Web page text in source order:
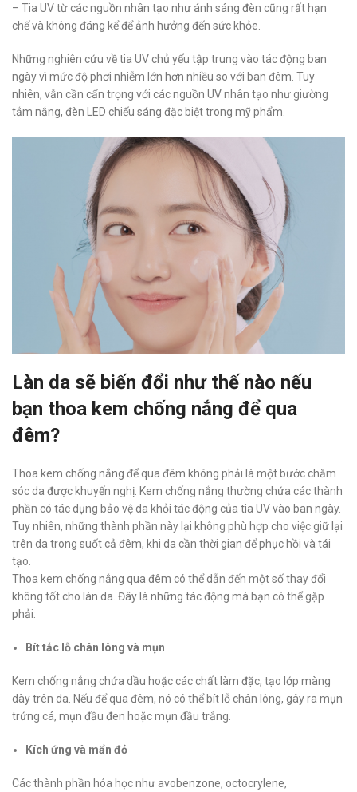
– Tia UV từ các nguồn nhân tạo như ánh sáng đèn cũng rất hạn
chế và không đáng kể để ảnh hưởng đến sức khỏe.
Những nghiên cứu về tia UV chủ yếu tập trung vào tác động ban
ngày vì mức độ phơi nhiễm lớn hơn nhiều so với ban đêm. Tuy
nhiên, vẫn cần cẩn trọng với các nguồn UV nhân tạo như giường
tắm nắng, đèn LED chiếu sáng đặc biệt trong mỹ phẩm.
Làn da sẽ biến đổi như thế nào nếu
bạn thoa kem chống nắng để qua
đêm?
Thoa kem chống nắng để qua đêm không phải là một bước chăm
sóc da được khuyến nghị. Kem chống nắng thường chứa các thành
phần có tác dụng bảo vệ da khỏi tác động của tia UV vào ban ngày.
Tuy nhiên, những thành phần này lại không phù hợp cho việc giữ lại
trên da trong suốt cả đêm, khi da cần thời gian để phục hồi và tái
tạo.
Thoa kem chống nắng qua đêm có thể dẫn đến một số thay đổi
không tốt cho làn da. Đây là những tác động mà bạn có thể gặp
phải:
Bít tắc lỗ chân lông và mụn
Kem chống nắng chứa dầu hoặc các chất làm đặc, tạo lớp màng
dày trên da. Nếu để qua đêm, nó có thể bít lỗ chân lông, gây ra mụn
trứng cá, mụn đầu đen hoặc mụn đầu trắng.
Kích ứng và mẩn đỏ
Các thành phần hóa học như avobenzone, octocrylene,